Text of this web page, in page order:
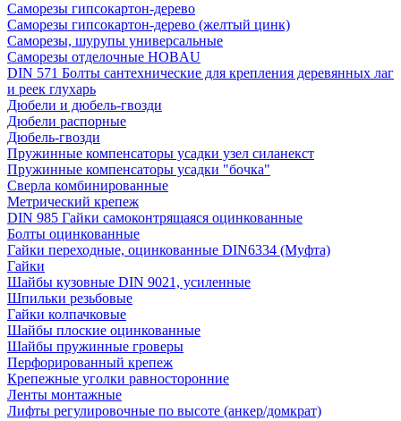
Саморезы гипсокартон-дерево
Саморезы гипсокартон-дерево (желтый цинк)
Саморезы, шурупы универсальные
Саморезы отделочные HOBAU
DIN 571 Болты сантехнические для крепления деревянных лаг
и реек глухарь
Дюбели и дюбель-гвозди
Дюбели распорные
Дюбель-гвозди
Пружинные компенсаторы усадки узел силанекст
Пружинные компенсаторы усадки "бочка"
Сверла комбинированные
Метрический крепеж
DIN 985 Гайки самоконтрящаяся оцинкованные
Болты оцинкованные
Гайки переходные, оцинкованные DIN6334 (Муфта)
Гайки
Шайбы кузовные DIN 9021, усиленные
Шпильки резьбовые
Гайки колпачковые
Шайбы плоские оцинкованные
Шайбы пружинные гроверы
Перфорированный крепеж
Крепежные уголки равносторонние
Ленты монтажные
Лифты регулировочные по высоте (анкер/домкрат)